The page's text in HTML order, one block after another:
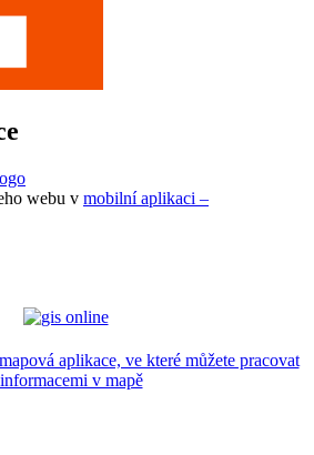
webu v mobilní aplikaci –
aplikace, ve které můžete pracovat
v mapě